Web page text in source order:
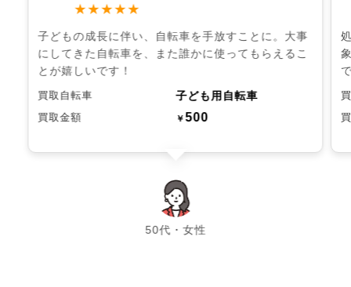
★★★★★
子どもの成長に伴い、自転車を手放すことに。大事
にしてきた自転車を、また誰かに使ってもらえるこ
とが嬉しいです！
買取自転車 子ども用自転車
買取金額 ￥500
50代・女性
chevron_left chevron_right